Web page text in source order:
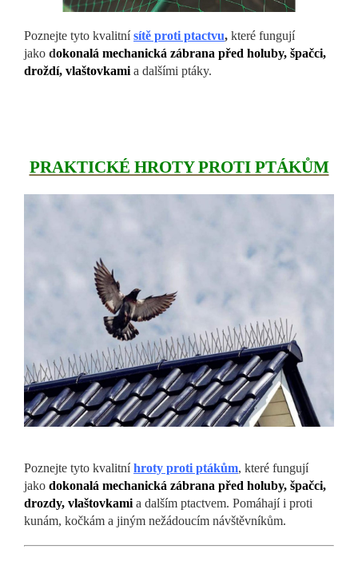
Poznejte tyto kvalitnísítě proti ptactvu, které fungují
jako dokonalá mechanická zábrana před holuby, špačci,
droždí, vlaštovkami a dalšími ptáky.
PRAKTICKÉ HROTY PROTI PTÁKŮM
Poznejte tyto kvalitníhroty proti ptákům, které fungují
jako dokonalá mechanická zábrana před holuby, špačci,
drozdy, vlaštovkamia dalším ptactvem. Pomáhají i proti
kunám, kočkám a jiným nežádoucím návštěvníkům.